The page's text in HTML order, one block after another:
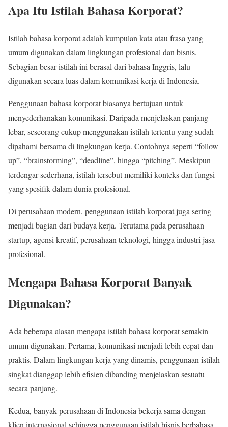
Apa Itu Istilah Bahasa Korporat?
Istilah bahasa korporat adalah kumpulan kata atau frasa yang
umum digunakan dalam lingkungan profesional dan bisnis.
Sebagian besar istilah ini berasal dari bahasa Inggris, lalu
digunakan secara luas dalam komunikasi kerja di Indonesia.
Penggunaan bahasa korporat biasanya bertujuan untuk
menyederhanakan komunikasi. Daripada menjelaskan panjang
lebar, seseorang cukup menggunakan istilah tertentu yang sudah
dipahami bersama di lingkungan kerja. Contohnya seperti “follow
up”, “brainstorming”, “deadline”, hingga “pitching”. Meskipun
terdengar sederhana, istilah tersebut memiliki konteks dan fungsi
yang spesifik dalam dunia profesional.
Di perusahaan modern, penggunaan istilah korporat juga sering
menjadi bagian dari budaya kerja. Terutama pada perusahaan
startup, agensi kreatif, perusahaan teknologi, hingga industri jasa
profesional.
Mengapa Bahasa Korporat Banyak
Digunakan?
Ada beberapa alasan mengapa istilah bahasa korporat semakin
umum digunakan. Pertama, komunikasi menjadi lebih cepat dan
praktis. Dalam lingkungan kerja yang dinamis, penggunaan istilah
singkat dianggap lebih efisien dibanding menjelaskan sesuatu
secara panjang.
Kedua, banyak perusahaan di Indonesia bekerja sama dengan
klien internasional sehingga penggunaan istilah bisnis berbahasa